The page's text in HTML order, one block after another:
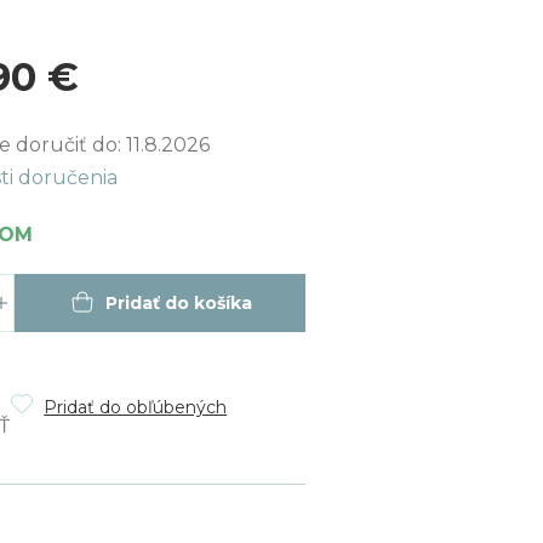
€
doručiť do: 11.8.2026
doručenia
Pridať do košíka
Pridať do obľúbených